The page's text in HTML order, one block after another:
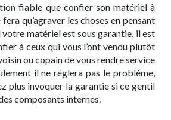
fiable que confier son matériel à
qu’agraver les choses en pensant
votre matériel est sous garantie, il est
à ceux qui vous l’ont vendu plutôt
ou copain de vous rendre service
il ne réglera pas le problème,
plus invoquer la garantie si ce gentil
composants internes.